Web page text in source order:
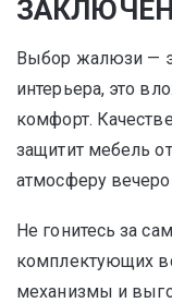
Выбор жалюзи —
интерьера, это
комфорт.
защитит мебель
атмосферу
Не гонитесь за
комплектующих
механизмы и